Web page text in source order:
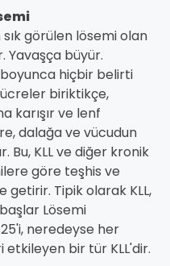
görülen lösemi olan
Yavaşça büyür.
hiçbir belirti
biriktikçe,
karışır ve lenf
dalağa ve vücudun
Bu, KLL ve diğer kronik
göre teşhis ve
getirir. Tipik olarak KLL,
Lösemi
neredeyse her
etkileyen bir tür KLL'dir.